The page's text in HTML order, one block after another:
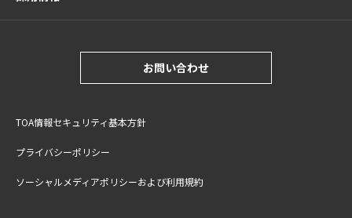
お問い合わせ
TOA情報セキュリティ基本方針
プライバシーポリシー
ソーシャルメディアポリシーおよび利用規約